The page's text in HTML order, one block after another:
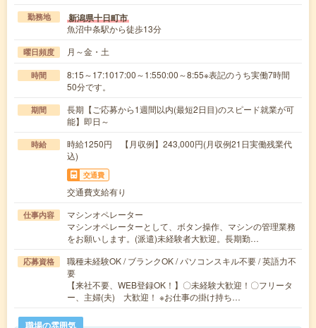
勤務地 新潟県十日町市
魚沼中条駅から徒歩13分
曜日頻度 月～金・土
時間
8:15～17:1017:00～1:550:00～8:55※表記のうち実働7時間
50分です。
期間
長期【ご応募から1週間以内(最短2日目)のスピード就業が可
能】即日～
時給
時給1250円 【月収例】243,000円(月収例21日実働残業代
込)
交通費
交通費支給有り
仕事内容
マシンオペレーター
マシンオペレーターとして、ボタン操作、マシンの管理業務
をお願いします。(派遣)未経験者大歓迎。長期勤…
応募資格
職種未経験OK / ブランクOK / パソコンスキル不要 / 英語力不
要
【来社不要、WEB登録OK！】〇未経験大歓迎！〇フリータ
ー、主婦(夫) 大歓迎！ ※お仕事の掛け持ち…
職場の雰囲気